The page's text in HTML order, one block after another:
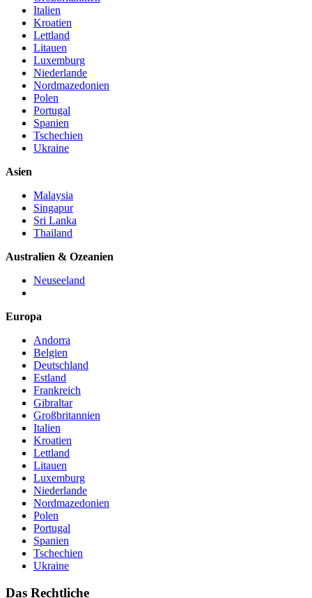
Italien
Kroatien
Lettland
Litauen
Luxemburg
Niederlande
Nordmazedonien
Polen
Portugal
Spanien
Tschechien
Ukraine
Asien
Malaysia
Singapur
Sri Lanka
Thailand
Australien & Ozeanien
Neuseeland
Europa
Andorra
Belgien
Deutschland
Estland
Frankreich
Gibraltar
Großbritannien
Italien
Kroatien
Lettland
Litauen
Luxemburg
Niederlande
Nordmazedonien
Polen
Portugal
Spanien
Tschechien
Ukraine
Das Rechtliche